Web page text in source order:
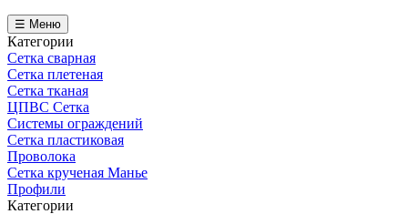
☰ Меню
Категории
Сетка сварная
Сетка плетеная
Сетка тканая
ЦПВС Сетка
Системы ограждений
Сетка пластиковая
Проволока
Сетка крученая Манье
Профили
Категории